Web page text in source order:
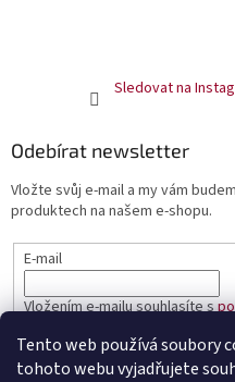
Tento web používá soubory
tohoto webu vyjadřujete
Sledovat na
Odebírat newsletter
Vložte svůj e-mail a my vám
produktech na našem e-shopu.
E-mail
Vložením e-mailu souhlasíte s
PŘIHLÁSIT SE